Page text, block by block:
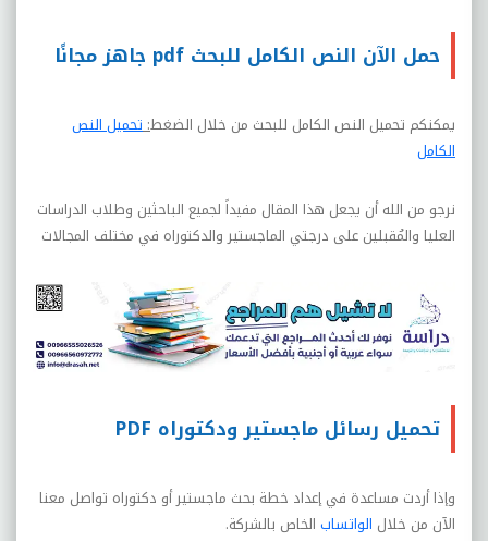
حمل الآن النص الكامل للبحث pdf جاهز مجانًا
يمكنكم تحميل النص الكامل للبحث من خلال الضغط:تحميل النص
الكامل
نرجو من الله أن يجعل هذا المقال مفيداً لجميع الباحثين وطلاب الدراسات
العليا والمُقبلين على درجتي الماجستير والدكتوراه في مختلف المجالات
تحميل رسائل ماجستير ودكتوراه PDF
وإذا أردت مساعدة في إعداد خطة بحث ماجستير أو دكتوراه تواصل معنا
الآن من خلال الواتساب الخاص بالشركة.